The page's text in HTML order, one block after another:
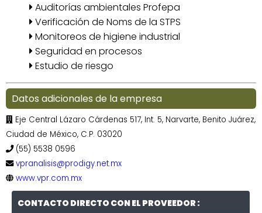
Auditorías ambientales Profepa
Verificación de Noms de la STPS
Monitoreos de higiene industrial
Seguridad en procesos
Estudio de riesgo
Datos adicionales de la empresa
Eje Central Lázaro Cárdenas 517, Int. 5, Narvarte, Benito Juárez,
Ciudad de México, C.P. 03020
(55) 5538 0596
vpranalisis@prodigy.net.mx
www.vpr.com.mx
CONTACTO DIRECTO CON EL PROVEEDOR :